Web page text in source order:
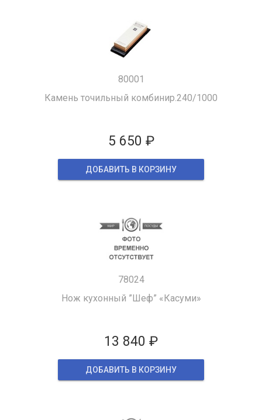
80001
Камень точильный комбинир.240/1000
5 650 ₽
ДОБАВИТЬ В КОРЗИНУ
78024
Нож кухонный ”Шеф” «Касуми»
13 840 ₽
ДОБАВИТЬ В КОРЗИНУ